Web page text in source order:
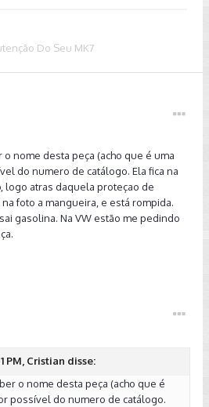
Do Seu MK7
nome desta peça (acho que é uma
do numero de catálogo. Ela fica na
logo atras daquela proteçao de
foto a mangueira, e está rompida.
gasolina. Na VW estão me pedindo
PM, Cristian disse:
o nome desta peça (acho que é
possível do numero de catálogo.